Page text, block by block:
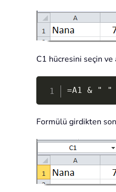
C1 hücresini seçin ve
=A1 & " "
Formülü girdikten